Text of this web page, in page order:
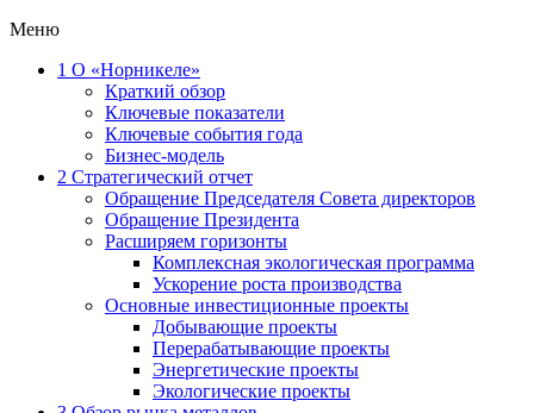
Меню
1 О «Норникеле»
Краткий обзор
Ключевые показатели
Ключевые события года
Бизнес-модель
2 Стратегический отчет
Обращение Председателя Совета директоров
Обращение Президента
Расширяем горизонты
Комплексная экологическая программа
Ускорение роста производства
Основные инвестиционные проекты
Добывающие проекты
Перерабатывающие проекты
Энергетические проекты
Экологические проекты